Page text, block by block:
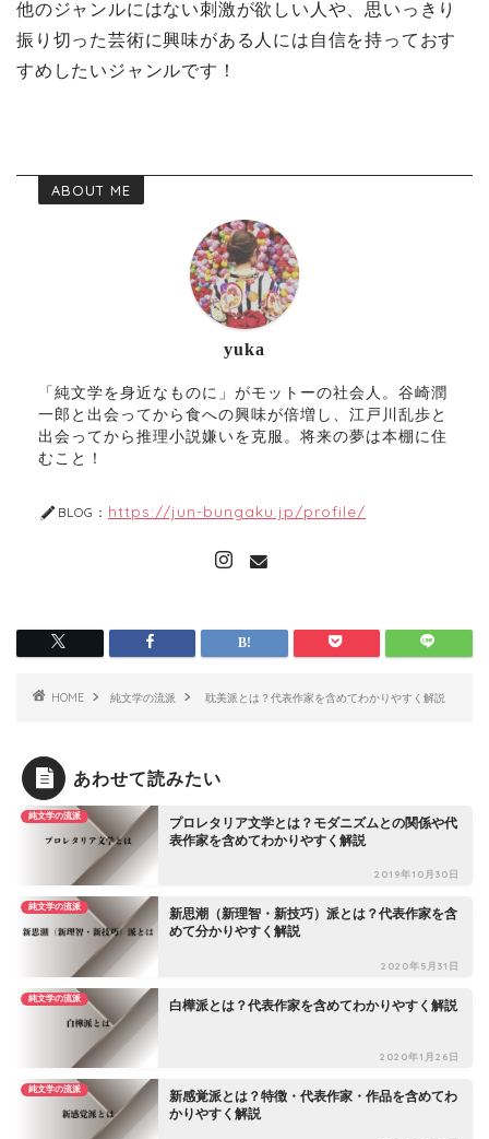
他のジャンルにはない刺激が欲しい人や、思いっきり
振り切った芸術に興味がある人には自信を持っておす
すめしたいジャンルです！
ABOUT ME
yuka
「純文学を身近なものに」がモットーの社会人。谷崎潤
一郎と出会ってから食への興味が倍増し、江戸川乱歩と
出会ってから推理小説嫌いを克服。将来の夢は本棚に住
むこと！
BLOG： https://jun-bungaku.jp/profile/
HOME 純文学の流派 耽美派とは？代表作家を含めてわかりやすく解説
あわせて読みたい
純文学の流派
プロレタリア文学とは？モダニズムとの関係や代
表作家を含めてわかりやすく解説
2019年10月30日
純文学の流派
新思潮（新理智・新技巧）派とは？代表作家を含
めて分かりやすく解説
2020年5月31日
純文学の流派 白樺派とは？代表作家を含めてわかりやすく解説
2020年1月26日
純文学の流派
新感覚派とは？特徴・代表作家・作品を含めてわ
かりやすく解説